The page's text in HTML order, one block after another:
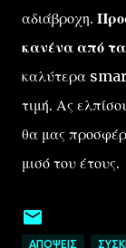
αδιάβροχη.
κανένα από
καλύτερα
τιμή. Ας
θα μας
μισό του έτους.
ΑΠΌΨΕΙΣ